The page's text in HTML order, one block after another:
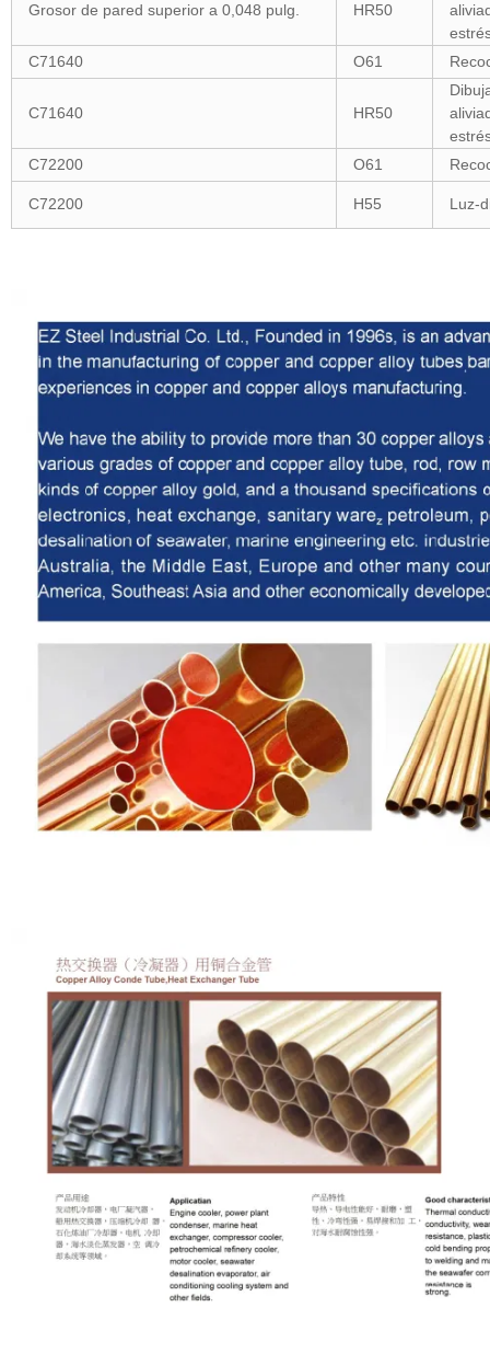
Grosor de pared superior a 0,048 pulg. HR50
C71640
O61
C71640 HR50
C72200
O61
C72200 H55 Luz-